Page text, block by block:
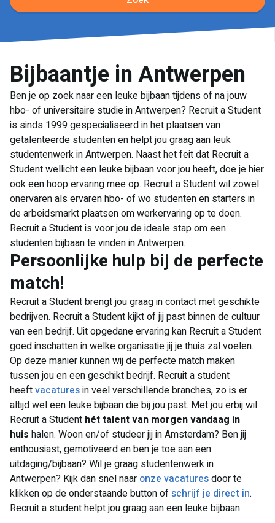
Bijbaantje in Antwerpen
Ben je op zoek naar een leuke bijbaan tijdens of na jouw
hbo- of universitaire studie in Antwerpen? Recruit a Student
is sinds 1999 gespecialiseerd in het plaatsen van
getalenteerde studenten en helpt jou graag aan leuk
studentenwerk in Antwerpen. Naast het feit dat Recruit a
Student wellicht een leuke bijbaan voor jou heeft, doe je hier
ook een hoop ervaring mee op. Recruit a Student wil zowel
onervaren als ervaren hbo- of wo studenten en starters in
de arbeidsmarkt plaatsen om werkervaring op te doen.
Recruit a Student is voor jou de ideale stap om een
studenten bijbaan te vinden in Antwerpen.
Persoonlijke hulp bij de perfecte
match!
Recruit a Student brengt jou graag in contact met geschikte
bedrijven. Recruit a Student kijkt of jij past binnen de cultuur
van een bedrijf. Uit opgedane ervaring kan Recruit a Student
goed inschatten in welke organisatie jij je thuis zal voelen.
Op deze manier kunnen wij de perfecte match maken
tussen jou en een geschikt bedrijf. Recruit a student
heeftvacaturesin veel verschillende branches, zo is er
altijd wel een leuke bijbaan die bij jou past. Met jou erbij wil
Recruit a Student hét talent van morgen vandaag in
huis halen. Woon en/of studeer jij in Amsterdam? Ben jij
enthousiast, gemotiveerd en ben je toe aan een
uitdaging/bijbaan? Wil je graag studentenwerk in
Antwerpen? Kijk dan snel naar onze vacaturesdoor te
klikken op de onderstaande button ofschrijf je direct in.
Recruit a student helpt jou graag aan een leuke bijbaan.